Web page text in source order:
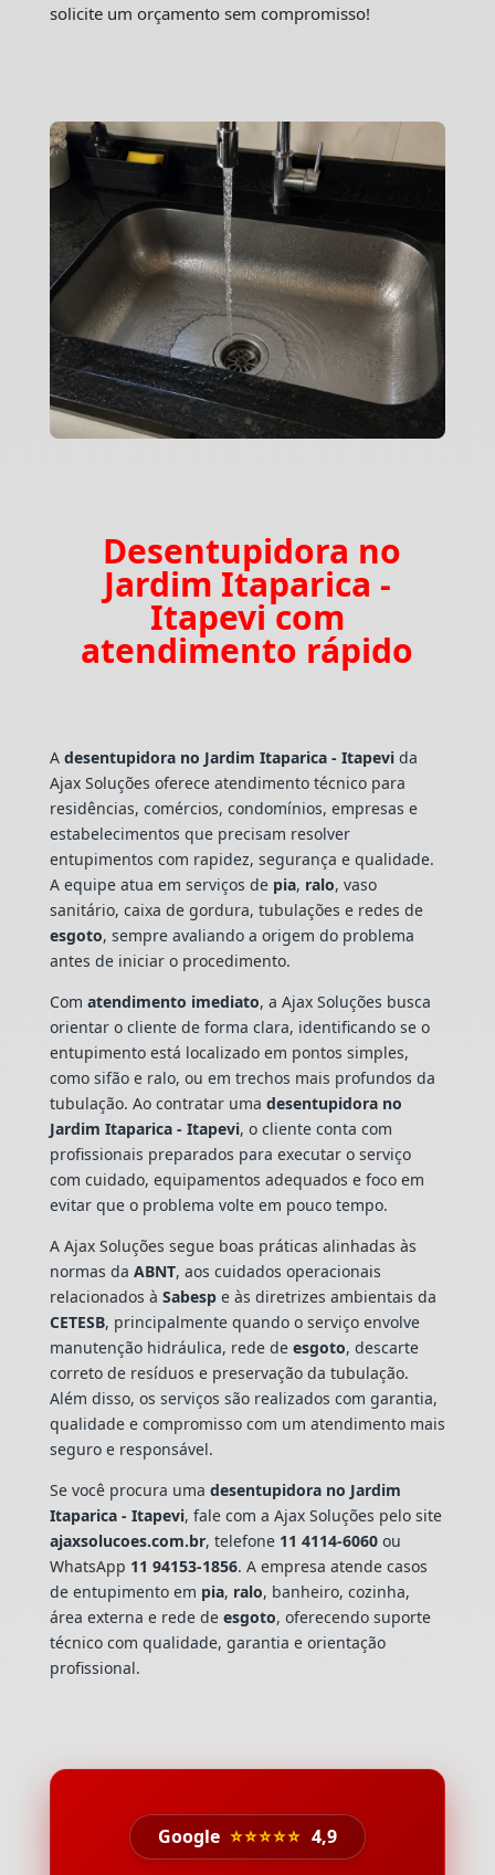
solicite um orçamento sem compromisso!
Desentupidora no
Jardim Itaparica -
Itapevi com
atendimento rápido
A desentupidora no Jardim Itaparica - Itapevida
Ajax Soluções oferece atendimento técnico para
residências, comércios, condomínios, empresas e
estabelecimentos que precisam resolver
entupimentos com rapidez, segurança e qualidade.
A equipe atua em serviços de pia, ralo, vaso
sanitário, caixa de gordura, tubulações e redes de
esgoto, sempre avaliando a origem do problema
antes de iniciar o procedimento.
Com atendimento imediato, a Ajax Soluções busca
orientar o cliente de forma clara, identificando se o
entupimento está localizado em pontos simples,
como sifão e ralo, ou em trechos mais profundos da
tubulação. Ao contratar uma desentupidora no
Jardim Itaparica - Itapevi, o cliente conta com
profissionais preparados para executar o serviço
com cuidado, equipamentos adequados e foco em
evitar que o problema volte em pouco tempo.
A Ajax Soluções segue boas práticas alinhadas às
normas da ABNT, aos cuidados operacionais
relacionados à Sabespe às diretrizes ambientais da
CETESB, principalmente quando o serviço envolve
manutenção hidráulica, rede de esgoto, descarte
correto de resíduos e preservação da tubulação.
Além disso, os serviços são realizados com garantia,
qualidade e compromisso com um atendimento mais
seguro e responsável.
Se você procura uma desentupidora no Jardim
Itaparica - Itapevi, fale com a Ajax Soluções pelo site
ajaxsolucoes.com.br, telefone 11 4114-6060ou
WhatsApp 11 94153-1856. A empresa atende casos
de entupimento em pia, ralo, banheiro, cozinha,
área externa e rede de esgoto, oferecendo suporte
técnico com qualidade, garantia e orientação
profissional.
Google ⭐⭐⭐⭐⭐ 4,9